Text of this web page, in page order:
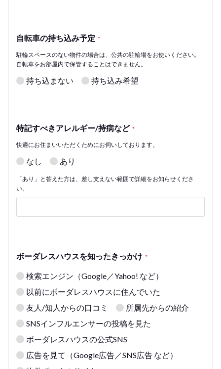
自転車の持ち込み予定 *
駐輪スペースのない物件の場合は、公共の駐輪場をお使いください。
自転車をお部屋内で保管することはできません。
持ち込まない 持ち込み希望
特記すべきアレルギー/持病など *
快適にお住まいいただくためにお伺いしております。
なし あり
「あり」と答えた方は、差し支えない範囲で詳細をお知らせくださ
い。
ボーダレスハウスを知ったきっかけ *
検索エンジン（Google／Yahoo! など）
以前にボーダレスハウスに住んでいた
友人/知人からの口コミ
所属先からの紹介
SNSインフルエンサーの投稿を見た
ボーダレスハウスの公式SNS
広告を見て（Google広告／SNS広告 など）